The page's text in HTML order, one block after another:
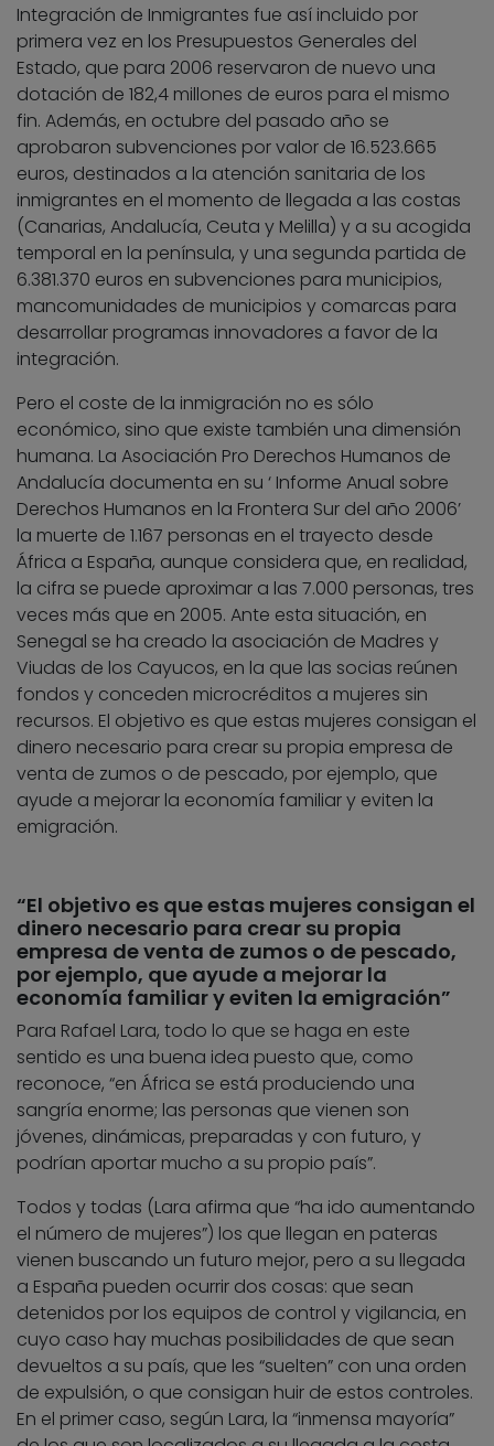
Integración de Inmigrantes fue así incluido por
primera vez en los Presupuestos Generales del
Estado, que para 2006 reservaron de nuevo una
dotación de 182,4 millones de euros para el mismo
fin. Además, en octubre del pasado año se
aprobaron subvenciones por valor de 16.523.665
euros, destinados a la atención sanitaria de los
inmigrantes en el momento de llegada a las costas
(Canarias, Andalucía, Ceuta y Melilla) y a su acogida
temporal en la península, y una segunda partida de
6.381.370 euros en subvenciones para municipios,
mancomunidades de municipios y comarcas para
desarrollar programas innovadores a favor de la
integración.
Pero el coste de la inmigración no es sólo
económico, sino que existe también una dimensión
humana. La Asociación Pro Derechos Humanos de
Andalucía documenta en su ‘ Informe Anual sobre
Derechos Humanos en la Frontera Sur del año 2006’
la muerte de 1.167 personas en el trayecto desde
África a España, aunque considera que, en realidad,
la cifra se puede aproximar a las 7.000 personas, tres
veces más que en 2005. Ante esta situación, en
Senegal se ha creado la asociación de Madres y
Viudas de los Cayucos, en la que las socias reúnen
fondos y conceden microcréditos a mujeres sin
recursos. El objetivo es que estas mujeres consigan el
dinero necesario para crear su propia empresa de
venta de zumos o de pescado, por ejemplo, que
ayude a mejorar la economía familiar y eviten la
emigración.
“El objetivo es que estas mujeres consigan el
dinero necesario para crear su propia
empresa de venta de zumos o de pescado,
por ejemplo, que ayude a mejorar la
economía familiar y eviten la emigración”
Para Rafael Lara, todo lo que se haga en este
sentido es una buena idea puesto que, como
reconoce, “en África se está produciendo una
sangría enorme; las personas que vienen son
jóvenes, dinámicas, preparadas y con futuro, y
podrían aportar mucho a su propio país”.
Todos y todas (Lara afirma que “ha ido aumentando
el número de mujeres”) los que llegan en pateras
vienen buscando un futuro mejor, pero a su llegada
a España pueden ocurrir dos cosas: que sean
detenidos por los equipos de control y vigilancia, en
cuyo caso hay muchas posibilidades de que sean
devueltos a su país, que les “suelten” con una orden
de expulsión, o que consigan huir de estos controles.
En el primer caso, según Lara, la “inmensa mayoría”